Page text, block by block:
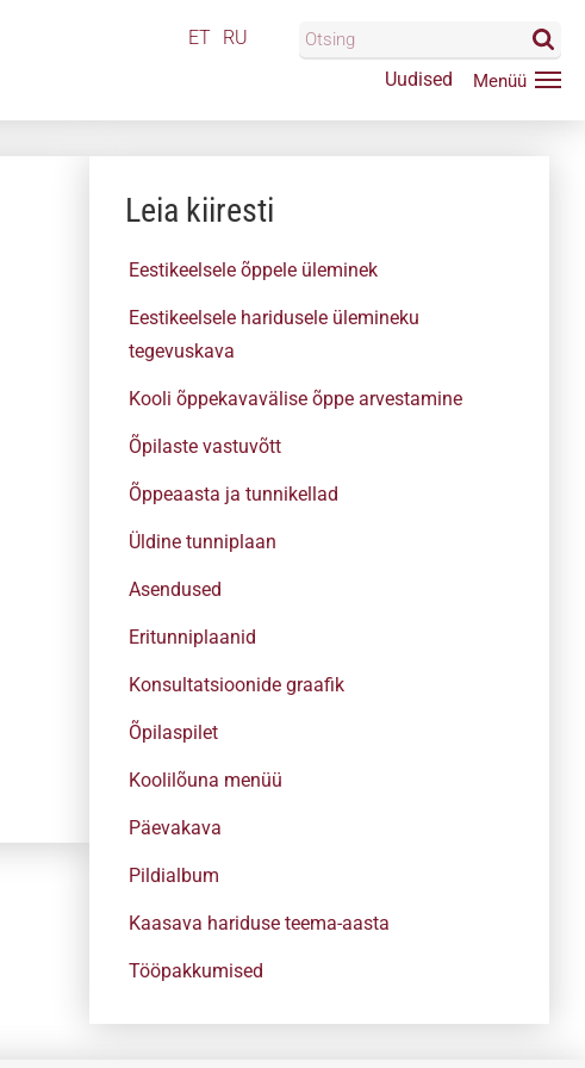
ET RU
Uudised
Leia kiiresti
Eestikeelsele õppele üleminek
Eestikeelsele haridusele ülemineku
tegevuskava
Kooli õppekavavälise õppe arvestamine
Õpilaste vastuvõtt
Õppeaasta ja tunnikellad
Üldine tunniplaan
Asendused
Eritunniplaanid
Konsultatsioonide graafik
Õpilaspilet
Koolilõuna menüü
Päevakava
Pildialbum
Kaasava hariduse teema-aasta
Tööpakkumised